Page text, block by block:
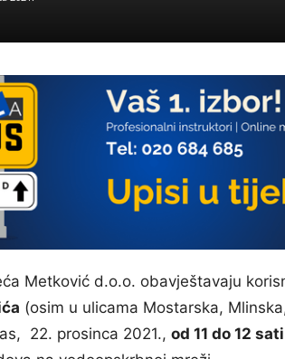
Metković d.o.o. obavještavaju
(osim u ulicama Mostarska,
22. prosinca 2021., od 11 do 12 sati